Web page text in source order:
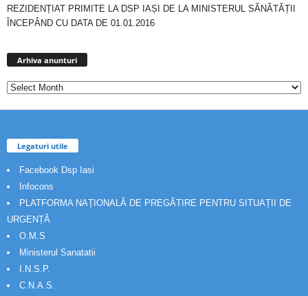
REZIDENȚIAT PRIMITE LA DSP IAȘI DE LA MINISTERUL SĂNĂTĂȚII
ÎNCEPÂND CU DATA DE 01.01.2016
Arhiva anunturi
Legaturi utile
Facebook Dsp Iasi
Infocons
PLATFORMA NAȚIONALĂ DE PREGĂTIRE PENTRU SITUAȚII DE
URGENȚĂ
O.M.S
Ministerul Sanatatii
I.N.S.P.
C.N.A.S.